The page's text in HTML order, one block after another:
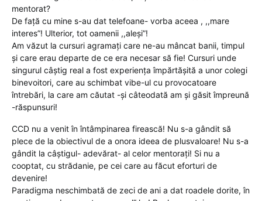
mentorat?
De față cu mine s-au dat telefoane- vorba aceea , ,,mare
interes”! Ulterior, tot oamenii ,,aleși”!
Am văzut la cursuri agramați care ne-au mâncat banii, timpul
și care erau departe de ce era necesar să fie! Cursuri unde
singurul câștig real a fost experiența împărtășită a unor colegi
binevoitori, care au schimbat vibe-ul cu provocatoare
întrebări, la care am căutat -și câteodată am și găsit împreună
-răspunsuri!
CCD nu a venit în întâmpinarea firească! Nu s-a gândit să
plece de la obiectivul de a onora ideea de plusvaloare! Nu s-a
gândit la câștigul- adevărat- al celor mentorați! Si nu a
cooptat, cu strădanie, pe cei care au făcut eforturi de
devenire!
Paradigma neschimbată de zeci de ani a dat roadele dorite, în